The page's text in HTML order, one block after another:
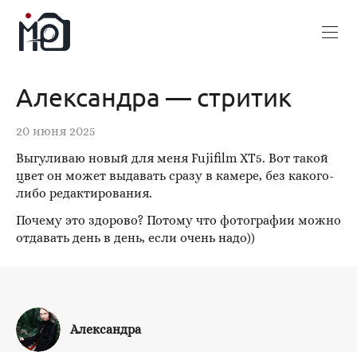
Александра — стритик
20 июня 2025
Выгуливаю новый для меня Fujifilm XT5. Вот такой
цвет он может выдавать сразу в камере, без какого-
либо редактирования.
Почему это здорово? Потому что фотографии можно
отдавать день в день, если очень надо))
Александра